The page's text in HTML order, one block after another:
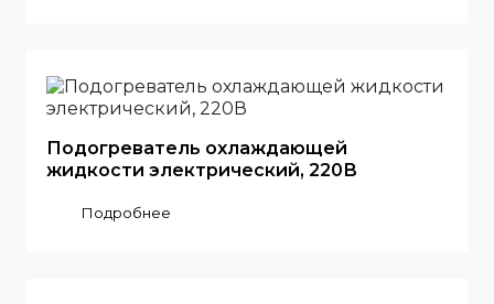
Подогреватель охлаждающей
жидкости электрический, 220В
Подробнее